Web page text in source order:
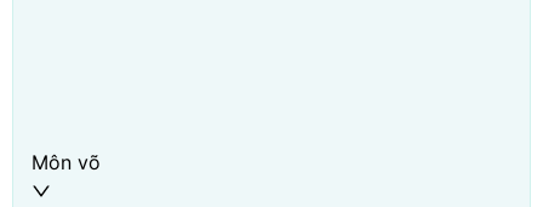
Môn võ